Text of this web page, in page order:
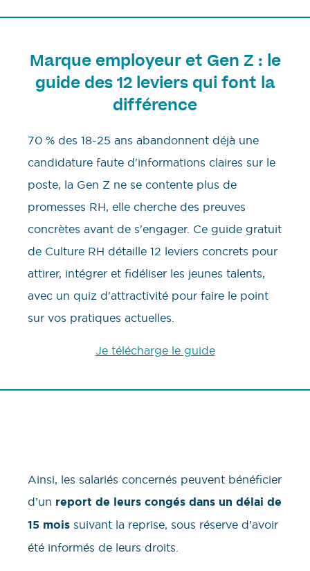
Marque employeur et Gen Z : le
guide des 12 leviers qui font la
différence
70 % des 18-25 ans abandonnent déjà une
candidature faute d'informations claires sur le
poste, la Gen Z ne se contente plus de
promesses RH, elle cherche des preuves
concrètes avant de s'engager. Ce guide gratuit
de Culture RH détaille 12 leviers concrets pour
attirer, intégrer et fidéliser les jeunes talents,
avec un quiz d'attractivité pour faire le point
sur vos pratiques actuelles.
Je télécharge le guide
Ainsi, les salariés concernés peuvent bénéficier
d’un report de leurs congés dans un délai de
15 mois suivant la reprise, sous réserve d’avoir
été informés de leurs droits.